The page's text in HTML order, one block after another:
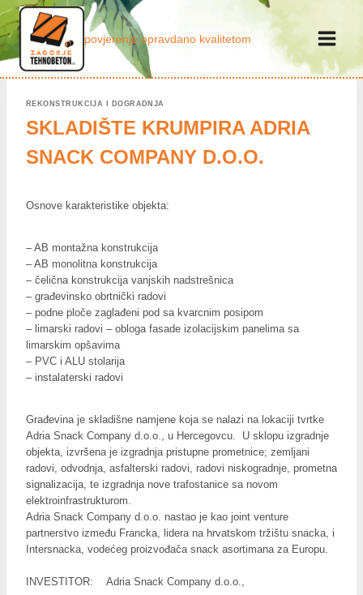
Skip
to
content
povjerenje opravdano kvalitetom
REKONSTRUKCIJA I DOGRADNJA
SKLADIŠTE KRUMPIRA ADRIA
SNACK COMPANY D.O.O.
Osnove karakteristike objekta:
– AB montažna konstrukcija
– AB monolitna konstrukcija
– čelična konstrukcija vanjskih nadstrešnica
– građevinsko obrtnički radovi
– podne ploče zaglađeni pod sa kvarcnim posipom
– limarski radovi – obloga fasade izolacijskim panelima sa
limarskim opšavima
– PVC i ALU stolarija
– instalaterski radovi
Građevina je skladišne namjene koja se nalazi na lokaciji tvrtke
Adria Snack Company d.o.o., u Hercegovcu. U sklopu izgradnje
objekta, izvršena je izgradnja pristupne prometnice; zemljani
radovi, odvodnja, asfalterski radovi, radovi niskogradnje, prometna
signalizacija, te izgradnja nove trafostanice sa novom
elektroinfrastrukturom.
Adria Snack Company d.o.o. nastao je kao joint venture
partnerstvo između Francka, lidera na hrvatskom tržištu snacka, i
Intersnacka, vodećeg proizvođača snack asortimana za Europu.
INVESTITOR: Adria Snack Company d.o.o.,